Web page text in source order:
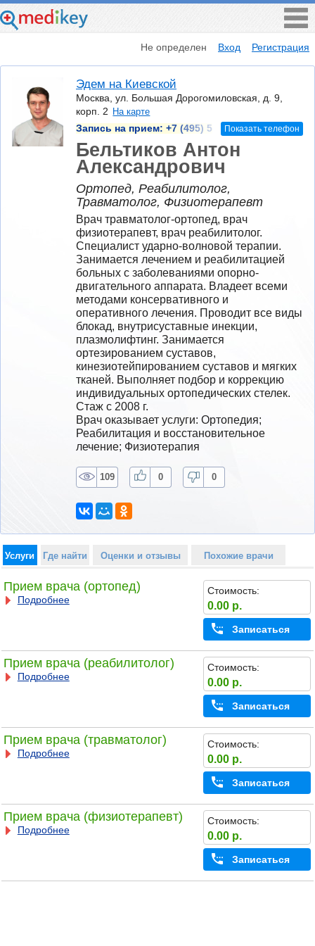
Не определен Вход Регистрация
Эдем на Киевской
Москва, ул. Большая Дорогомиловская, д. 9,
корп. 2 На карте
Запись на прием: +7 (495) 5 Показать телефон
Бельтиков Антон
Александрович
Ортопед, Реабилитолог,
Травматолог, Физиотерапевт
Врач травматолог-ортопед, врач
физиотерапевт, врач реабилитолог.
Специалист ударно-волновой терапии.
Занимается лечением и реабилитацией
больных с заболеваниями опорно-
двигательного аппарата. Владеет всеми
методами консервативного и
оперативного лечения. Проводит все виды
блокад, внутрисуставные инекции,
плазмолифтинг. Занимается
ортезированием суставов,
кинезиотейпированием суставов и мягких
тканей. Выполняет подбор и коррекцию
индивидуальных ортопедических стелек.
Стаж с 2008 г.
Врач оказывает услуги: Ортопедия;
Реабилитация и восстановительное
лечение; Физиотерапия
109 0 0
Услуги Где найти Оценки и отзывы Похожие врачи
Прием врача (ортопед)
Подробнее
Стоимость:
0.00 р.
Записаться
Прием врача (реабилитолог)
Подробнее
Стоимость:
0.00 р.
Записаться
Прием врача (травматолог)
Подробнее
Стоимость:
0.00 р.
Записаться
Прием врача (физиотерапевт)
Подробнее
Стоимость:
0.00 р.
Записаться